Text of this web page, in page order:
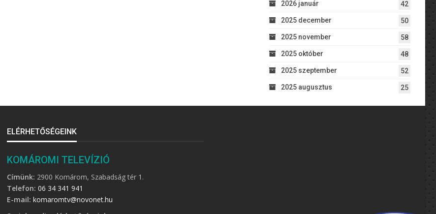
2026 január 42
2025 december 50
2025 november 58
2025 október 48
2025 szeptember 52
2025 augusztus 25
ELÉRHETŐSÉGEINK
KOMÁROMI TELEVÍZIÓ
Címünk: 2900 Komárom, Szabadság tér 1.
Telefon: 06 34 341 941
E-mail: komaromtv@novonet.hu